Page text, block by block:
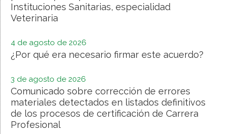
Instituciones Sanitarias, especialidad
Veterinaria
4 de agosto de 2026
¿Por qué era necesario firmar este acuerdo?
3 de agosto de 2026
Comunicado sobre corrección de errores
materiales detectados en listados definitivos
de los procesos de certificación de Carrera
Profesional